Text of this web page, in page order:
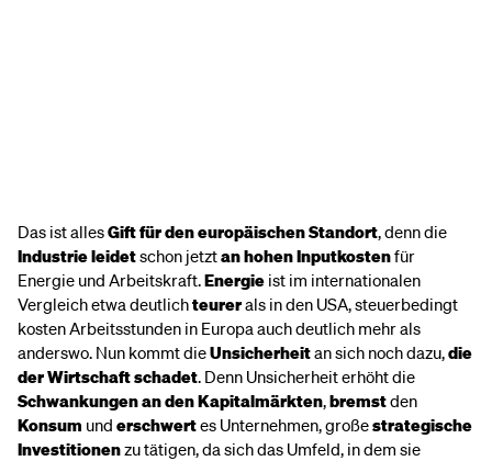
Das ist allesGift für den europäischen Standort, denn die
Industrie leidetschon jetztan hohen Inputkostenfür
Energie und Arbeitskraft.Energie ist im internationalen
Vergleich etwa deutlichteurerals in den USA, steuerbedingt
kosten Arbeitsstunden in Europa auch deutlich mehr als
anderswo. Nun kommt dieUnsicherheitan sich noch dazu,die
der Wirtschaft schadet. Denn Unsicherheit erhöht die
Schwankungen an den Kapitalmärkten,bremstden
Konsum und erschwertes Unternehmen, großestrategische
Investitionenzu tätigen, da sich das Umfeld, in dem sie